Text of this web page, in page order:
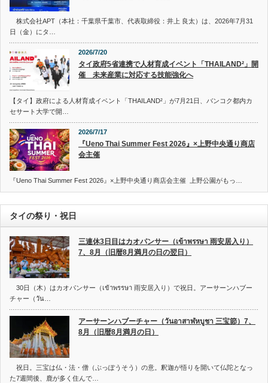
株式会社APT（本社：千葉県千葉市、代表取締役：井上 良太）は、2026年7月31
日（金）にタ…
2026/7/20
タイ政府5省連携で人材育成イベント「THAILAND²」開
催 未来産業に対応する技能強化へ
【タイ】政府による人材育成イベント「THAILAND²」が7月21日、バンコク都内カ
セサート大学で開…
2026/7/17
『Ueno Thai Summer Fest 2026』×上野中央通り商店
会主催
『Ueno Thai Summer Fest 2026』×上野中央通り商店会主催 上野公園がもっ…
タイの祭り・祝日
三連休3日目はカオパンサー（เข้าพรรษา 雨安居入り）
7、8月（旧暦8月満月の日の翌日）
30日（木）はカオパンサー（เข้าพรรษา 雨安居入り）で祝日。アーサーンハブー
チャー（วัน…
アーサーンハブーチャー（วันอาสาฬหบูชา 三宝節）7、
8月（旧暦8月満月の日）
祝日。三宝は仏・法・僧（ぶっぽうそう）の意。釈迦が悟りを開いて仏陀となっ
た7週間後、鹿が多く住んで…